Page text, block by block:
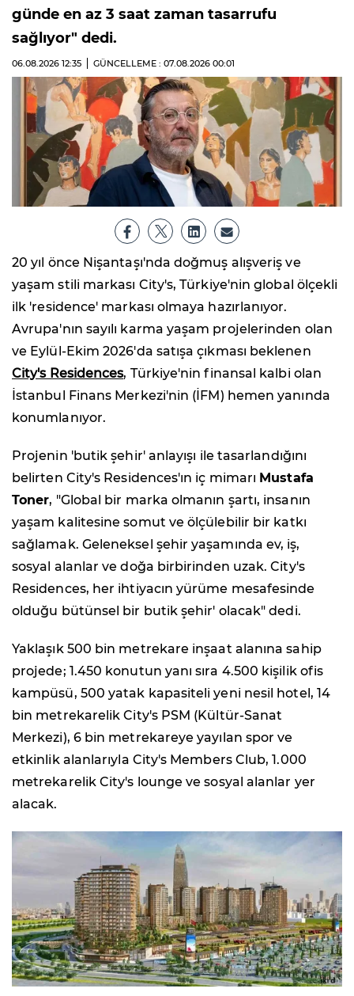
günde en az 3 saat zaman tasarrufu
sağlıyor" dedi.
06.08.2026 12:35 GÜNCELLEME : 07.08.2026 00:01
20 yıl önce Nişantaşı'nda doğmuş alışveriş ve
yaşam stili markası City's, Türkiye'nin global ölçekli
ilk 'residence' markası olmaya hazırlanıyor.
Avrupa'nın sayılı karma yaşam projelerinden olan
ve Eylül-Ekim 2026'da satışa çıkması beklenen
City's Residences, Türkiye'nin finansal kalbi olan
İstanbul Finans Merkezi'nin (İFM) hemen yanında
konumlanıyor.
Projenin 'butik şehir' anlayışı ile tasarlandığını
belirten City's Residences'ın iç mimarı Mustafa
Toner, "Global bir marka olmanın şartı, insanın
yaşam kalitesine somut ve ölçülebilir bir katkı
sağlamak. Geleneksel şehir yaşamında ev, iş,
sosyal alanlar ve doğa birbirinden uzak. City's
Residences, her ihtiyacın yürüme mesafesinde
olduğu bütünsel bir butik şehir' olacak" dedi.
Yaklaşık 500 bin metrekare inşaat alanına sahip
projede; 1.450 konutun yanı sıra 4.500 kişilik ofis
kampüsü, 500 yatak kapasiteli yeni nesil hotel, 14
bin metrekarelik City's PSM (Kültür-Sanat
Merkezi), 6 bin metrekareye yayılan spor ve
etkinlik alanlarıyla City's Members Club, 1.000
metrekarelik City's lounge ve sosyal alanlar yer
alacak.